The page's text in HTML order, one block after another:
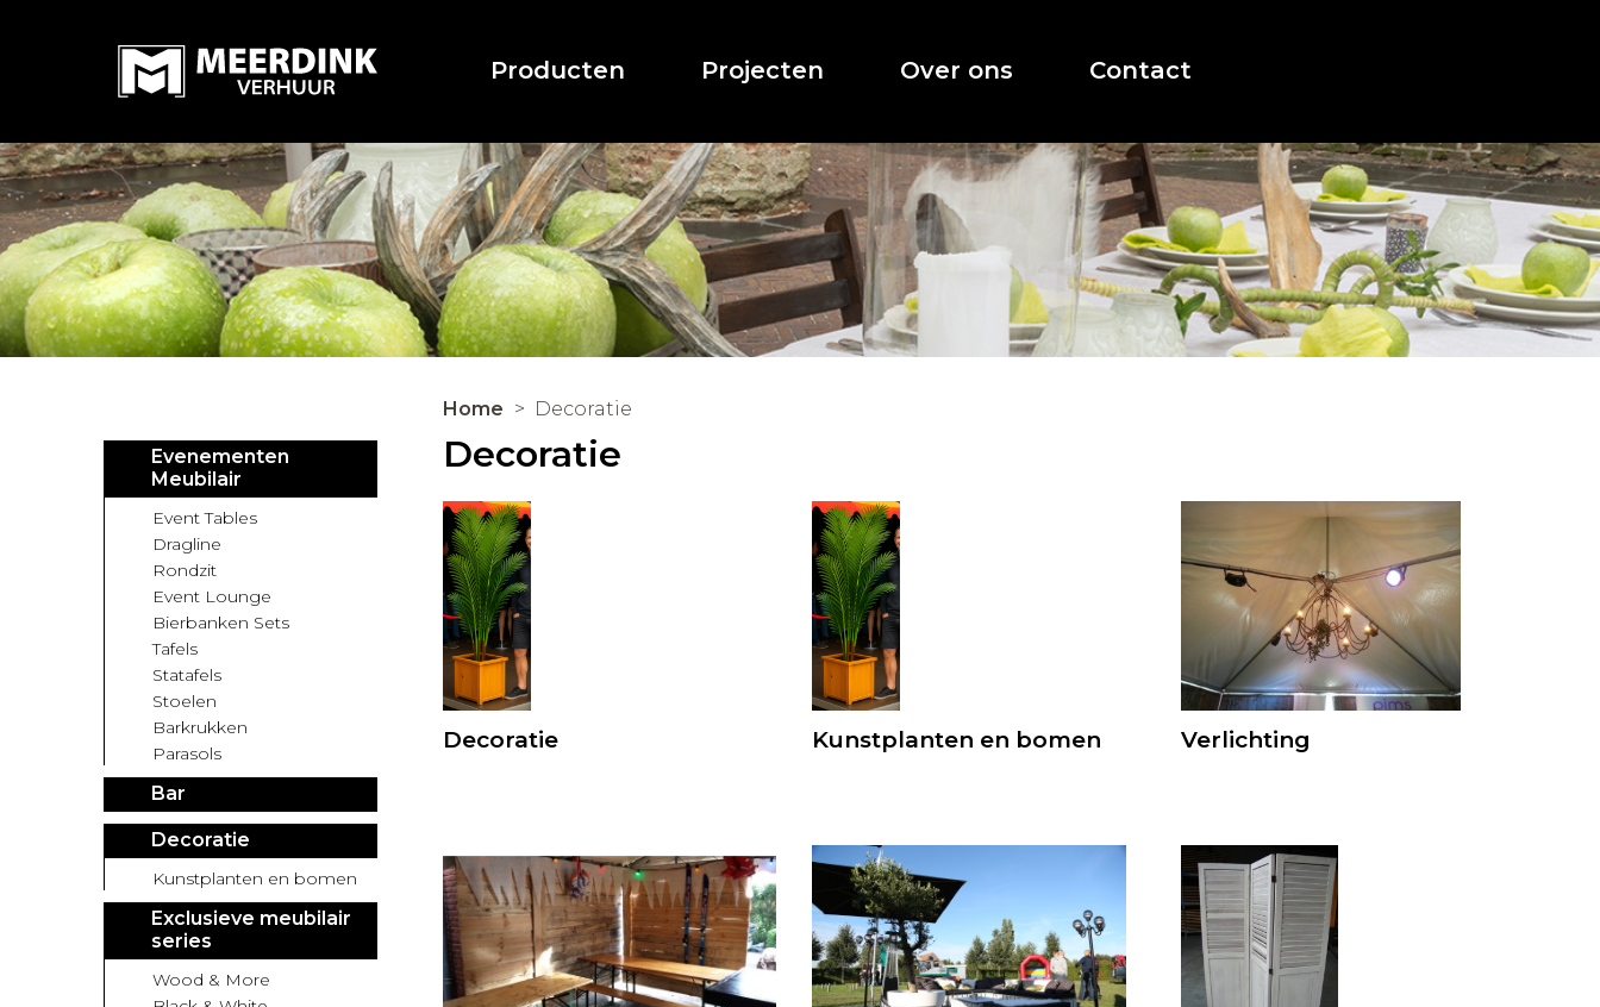
Producten Projecten Over ons Contact
Evenementen
Meubilair
Event Tables
Dragline
Rondzit
Event Lounge
Bierbanken Sets
Tafels
Statafels
Stoelen
Barkrukken
Parasols
Bar
Decoratie
Kunstplanten en bomen
Exclusieve meubilair
series
Wood & More
Home Decoratie
Decoratie
Decoratie Kunstplanten en bomen Verlichting